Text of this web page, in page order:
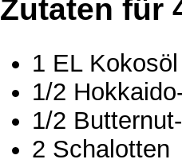
Zutaten für
1 EL Kokosöl
1/2
1/2
2 Schalotten